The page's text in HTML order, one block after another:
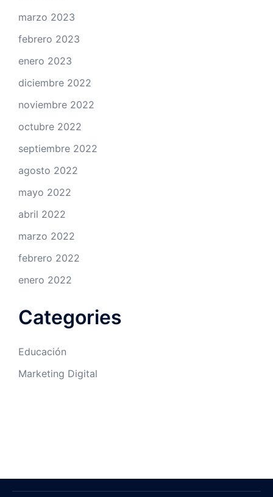
marzo 2023
febrero 2023
enero 2023
diciembre 2022
noviembre 2022
octubre 2022
septiembre 2022
agosto 2022
mayo 2022
abril 2022
marzo 2022
febrero 2022
enero 2022
Categories
Educación
Marketing Digital